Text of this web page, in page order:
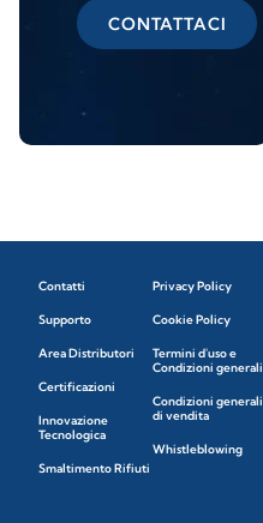
CONTATTACI
Contatti
Supporto
Area Distributori
Certificazioni
Innovazione
Tecnologica
Smaltimento Rifiuti
Privacy Policy
Cookie Policy
Termini d'uso e
Condizioni generali
Condizioni generali
di vendita
Whistleblowing